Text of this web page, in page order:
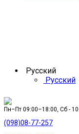
Русский
Русский
Пн–Пт 09:00–18:00, Сб -
(098)08-77-257